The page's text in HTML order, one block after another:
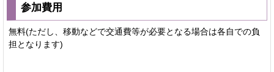
参加費用
無料(ただし、移動などで交通費等が必要となる場合は各自での負
担となります)